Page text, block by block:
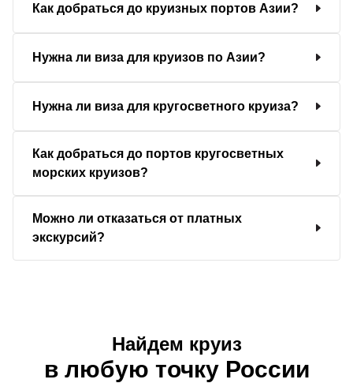
Как добраться до круизных портов Азии?
Нужна ли виза для круизов по Азии?
Нужна ли виза для кругосветного круиза?
Как добраться до портов кругосветных
морских круизов?
Можно ли отказаться от платных
экскурсий?
Найдем круиз
в любую точку России